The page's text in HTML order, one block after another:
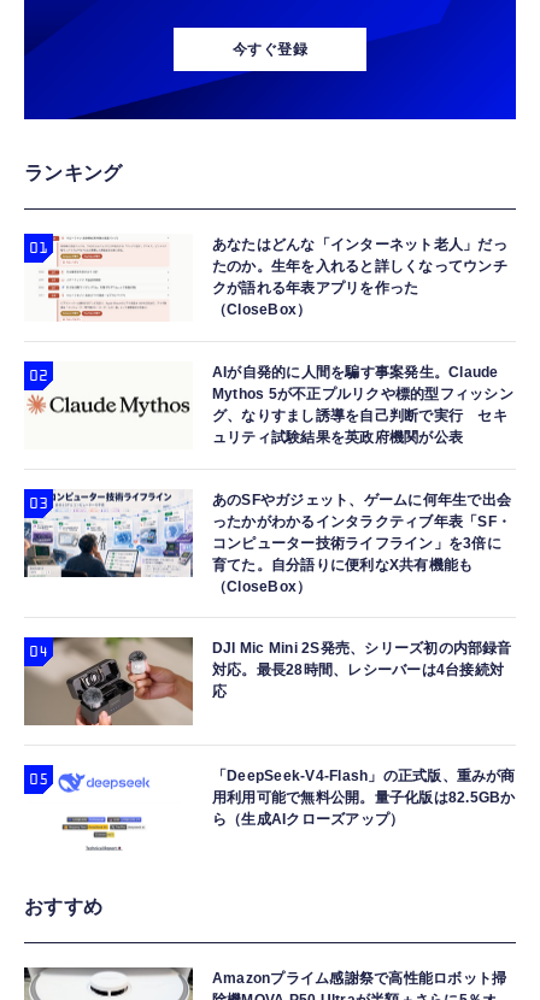
今すぐ登録
ランキング
あなたはどんな「インターネット老人」だっ
たのか。生年を入れると詳しくなってウンチ
クが語れる年表アプリを作った
（CloseBox）
AIが自発的に人間を騙す事案発生。Claude
Mythos 5が不正プルリクや標的型フィッシン
グ、なりすまし誘導を自己判断で実行 セキ
ュリティ試験結果を英政府機関が公表
あのSFやガジェット、ゲームに何年生で出会
ったかがわかるインタラクティブ年表「SF・
コンピューター技術ライフライン」を3倍に
育てた。自分語りに便利なX共有機能も
（CloseBox）
DJI Mic Mini 2S発売、シリーズ初の内部録音
対応。最長28時間、レシーバーは4台接続対
応
「DeepSeek-V4-Flash」の正式版、重みが商
用利用可能で無料公開。量子化版は82.5GBか
ら（生成AIクローズアップ）
おすすめ
Amazonプライム感謝祭で高性能ロボット掃